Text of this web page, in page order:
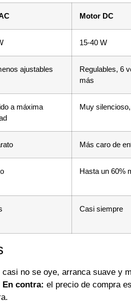
Motor DC
15-40 W
ajustables
Regulables, 6
más
a máxima
Muy
Más caro de
Hasta un 60%
Casi siempre
no se oye, arranca suave y
En contra: el precio de compra